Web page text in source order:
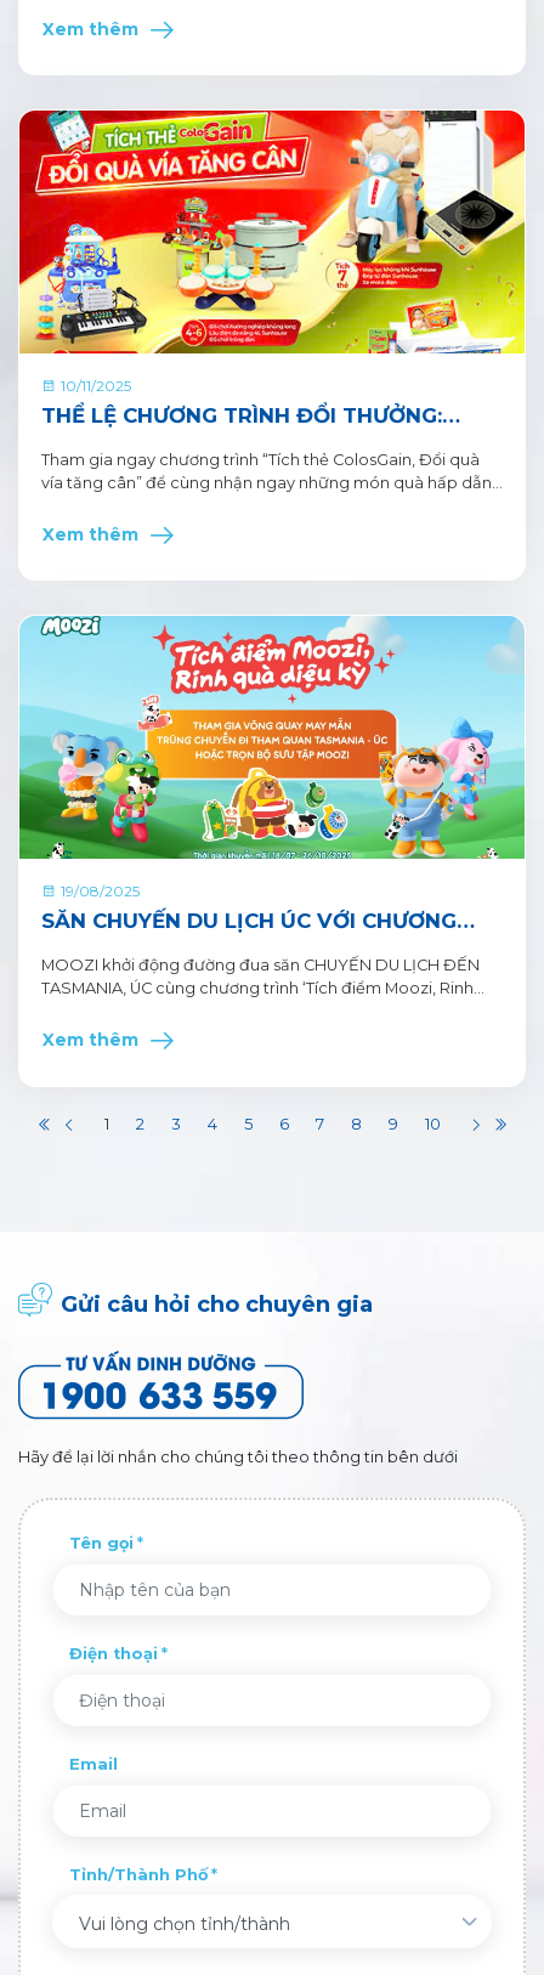
lũy năm 2024. Đồng thời thông báo đến quý khách hàng
Xem thêm
10/11/2025
THỂ LỆ CHƯƠNG TRÌNH ĐỔI THƯỞNG:
CÂN”
Tham gia ngay chương trình “Tích thẻ ColosGain, Đổi quà
vía tăng cân” để cùng nhận ngay những món quà hấp dẫn
Xem thêm
19/08/2025
SĂN CHUYẾN DU LỊCH ÚC VỚI CHƯƠNG
TRÌNH TÍCH ĐIỂM MOOZI, RINH QUÀ DIỆU
KỲ
MOOZI khởi động đường đua săn CHUYẾN DU LỊCH ĐẾN
TASMANIA, ÚC cùng chương trình ‘Tích điểm Moozi, Rinh
đã sẵn sàng đưa cả nhà khám phá hòn đảo Tasmania rồi,
Xem thêm
1 2 3 4 5 6 7 8 9 10
Gửi câu hỏi cho chuyên gia
Hãy để lại lời nhắn cho chúng tôi theo thông tin bên dưới
Tên gọi
Điện thoại
Email
Tỉnh/Thành Phố
Vui lòng chọn tỉnh/thành